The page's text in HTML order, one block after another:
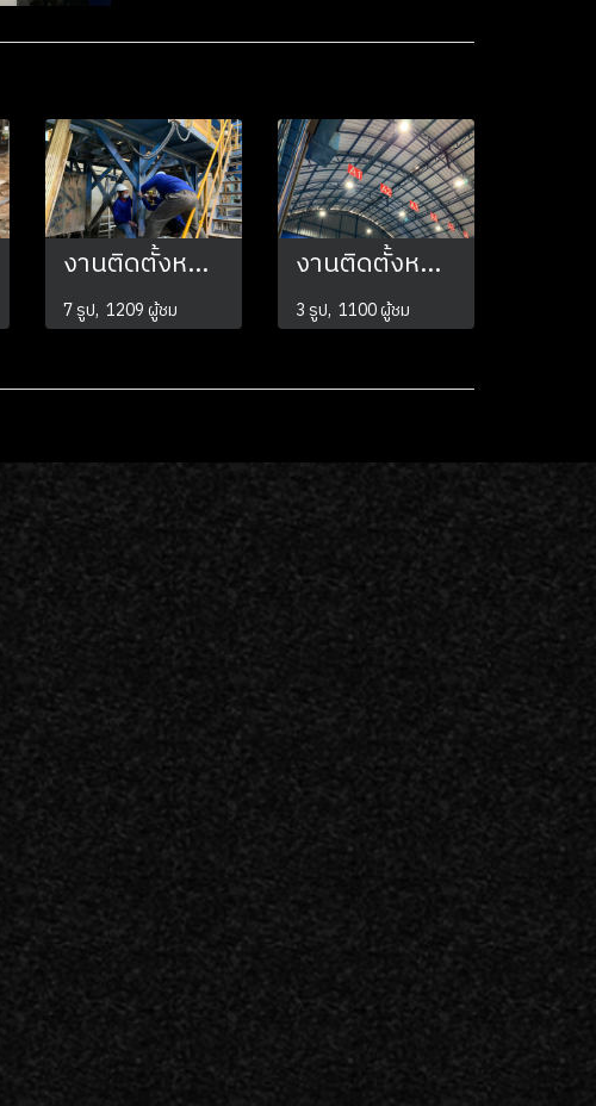
งานติดตั้งหลอด HIBAY LED 200w
7 รูป, 1209 ผู้ชม
งานติดตั้งหลอดโคม Hibay LED 200W
3 รูป, 1100 ผู้ชม